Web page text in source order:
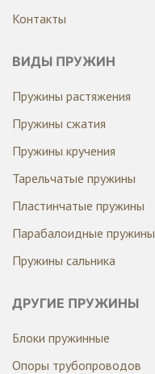
Контакты
ВИДЫ ПРУЖИН
Пружины растяжения
Пружины сжатия
Пружины кручения
Тарельчатые пружины
Пластинчатые пружины
Парабалоидные пружины
Пружины сальника
ДРУГИЕ ПРУЖИНЫ
Блоки пружинные
Опоры трубопроводов